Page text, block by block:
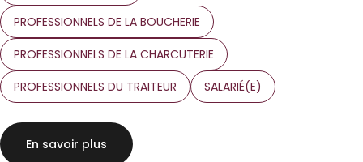
PROFESSIONNELS DE LA BOUCHERIE
PROFESSIONNELS DE LA CHARCUTERIE
PROFESSIONNELS DU TRAITEUR
SALARIÉ(E)
En savoir plus